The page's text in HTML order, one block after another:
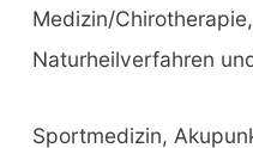
Medizin/
Naturheilverfahren
Sportmedizin,